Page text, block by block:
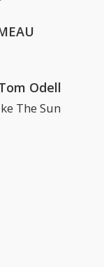
Odell
The Sun